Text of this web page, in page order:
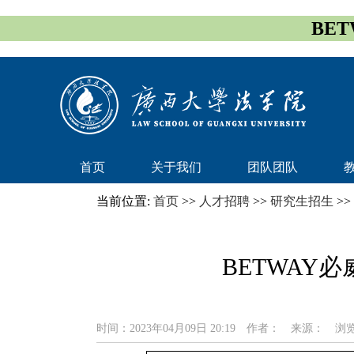
首页 关于我们 团队团队
当前位置: 首页 >> 人才招聘 >> 研究生招生 >>
BETWAY必
时间：2023年04月09日 20:19 作者： 来源： 浏